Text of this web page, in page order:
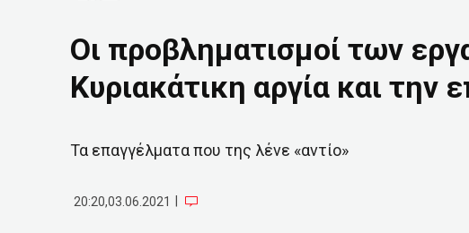
Οι προβληματισμοί των
Κυριακάτικη αργία και την
Τα επαγγέλματα που της λένε «αντίο»
20:20,03.06.2021